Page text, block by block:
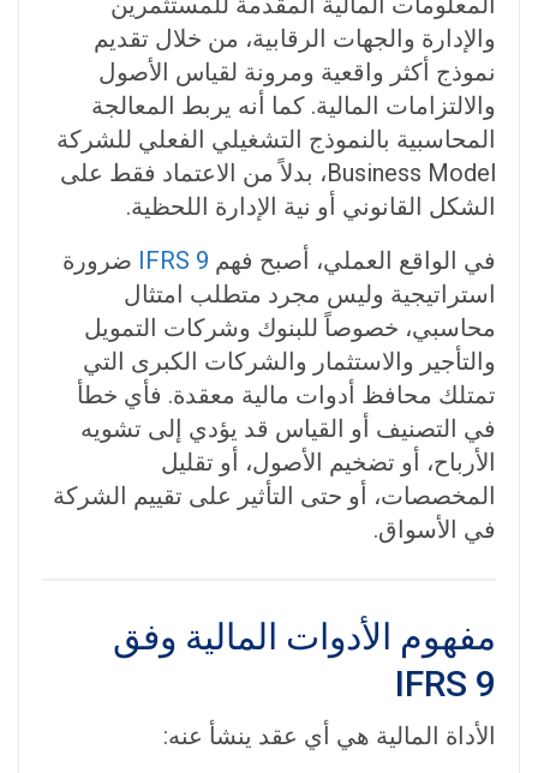
والإدارة والجهات الرقابية، من خلال تقديم
نموذج أكثر واقعية ومرونة لقياس الأصول
والالتزامات المالية. كما أنه يربط المعالجة
المحاسبية بالنموذج التشغيلي الفعلي للشركة
Business Model، بدلاً من الاعتماد فقط على
الشكل القانوني أو نية الإدارة اللحظية.
في الواقع العملي، أصبح فهم IFRS 9 ضرورة
استراتيجية وليس مجرد متطلب امتثال
محاسبي، خصوصاً للبنوك وشركات التمويل
والتأجير والاستثمار والشركات الكبرى التي
تمتلك محافظ أدوات مالية معقدة. فأي خطأ
في التصنيف أو القياس قد يؤدي إلى تشويه
الأرباح، أو تضخيم الأصول، أو تقليل
المخصصات، أو حتى التأثير على تقييم الشركة
في الأسواق.
مفهوم الأدوات المالية وفق
IFRS 9
الأداة المالية هي أي عقد ينشأ عنه: